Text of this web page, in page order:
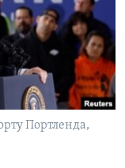
Портленда,